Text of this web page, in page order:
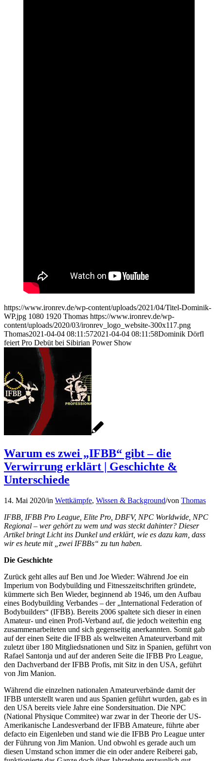
https://www.ironrev.de/wp-content/uploads/2021/04/Titel-Dominik-
WP.jpg 1080 1920 Thomas https://www.ironrev.de/wp-
content/uploads/2020/03/ironrev_logo_website-300x117.png
Thomas2021-04-04 08:11:572021-04-04 08:11:58Dominik Dörfl
feiert Pro Debüt bei Sibirian Power Show
Warum es zwei „IFBB“ gibt – die
Verwirrung erklärt | Geschichte &
Unterschiede
14. Mai 2020/in Wettkämpfe, Wissen & Background/von Thomas
IFBB, IFBB Pro League, Elite Pro, DBFV, NPC Worldwide, NPC
Regional – wer gehört zu wem und was steckt dahinter? Dieser
Artikel bringt Licht ins Dunkel und erklärt, wie es dazu kam, dass
wir es heute mit „zwei IFBBs“ zu tun haben.
Die Geschichte
Zurück geht alles auf Ben und Joe Wieder: Während Joe ein
Imperium von Bodybuilding und Fitnesszeitschriften gründete,
kümmerte sich Ben Wieder, beginnend ab 1946, um den Aufbau
eines Bodybuilding Verbandes – der „International Federation of
Bodybuilders“ (IFBB). Bereits 2006 spaltete sich dieser in einen
Amateur- und einen Profi-Verband auf, die jedoch weiterhin eng
zusammenarbeiteten und sich gegenseitig anerkannten. Somit gab
auf der einen Seite die IFBB als weltweiten Amateurverband mit
zuletzt über 180 Mitgliedsnationen und Sitz in Spanien, geführt von
Rafael Santonja und auf der anderen Seite die IFBB Pro League,
den Dachverband der IFBB Profis, mit Sitz in den USA, geführt
von Jim Manion.
Während die einzelnen nationalen Amateurverbände damit der
IFBB unterstellt waren und aus Spanien geführt wurden, gab es in
den USA bereits viele Jahre eine Sondersituation. Die NPC
(National Physique Commitee) war zwar in der Theorie der US-
Amerikanische Landesverband der IFBB Amateure, führte aber
defacto ein Eigenleben und stand wie die IFBB Pro League unter
der Führung von Jim Manion. Und obwohl es gerade auch um
diesen Umstand schon immer die ein oder andere Reiberei gab,